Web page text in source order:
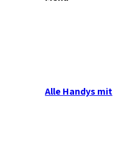
Alle Handys mit